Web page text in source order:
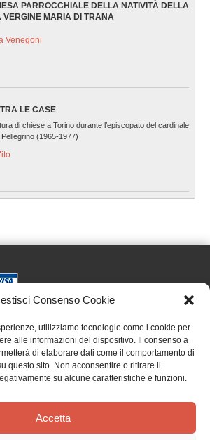
Consenso Cookie
utilizziamo tecnologie come i cookie per
alle informazioni del dispositivo. Il consenso a
di elaborare dati come il comportamento di
questo sito. Non acconsentire o ritirare il
su alcune caratteristiche e funzioni.
Accetta
PARROCCHIALE DELLA NATIVITÀ DELLA
VERGINE MARIA DI TRANA
Venegoni
LE CASE
di chiese a Torino durante l’episcopato del cardinale
Pellegrino (1965-1977)
Cantalupa (TO)
353452 - Fax: (+39) 0121 353839